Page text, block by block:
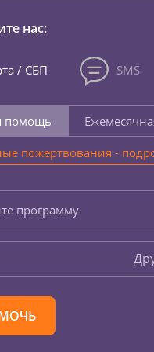
нас:
/ СБП SMS
помощь
пожертвования -
программу